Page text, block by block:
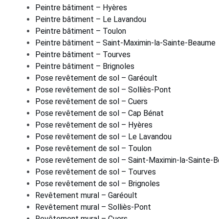
Peintre bâtiment – Hyères
Peintre bâtiment – Le Lavandou
Peintre bâtiment – Toulon
Peintre bâtiment – Saint-Maximin-la-Sainte-Beaume
Peintre bâtiment – Tourves
Peintre bâtiment – Brignoles
Pose revêtement de sol – Garéoult
Pose revêtement de sol – Solliès-Pont
Pose revêtement de sol – Cuers
Pose revêtement de sol – Cap Bénat
Pose revêtement de sol – Hyères
Pose revêtement de sol – Le Lavandou
Pose revêtement de sol – Toulon
Pose revêtement de sol – Saint-Maximin-la-Sainte-
Pose revêtement de sol – Tourves
Pose revêtement de sol – Brignoles
Revêtement mural – Garéoult
Revêtement mural – Solliès-Pont